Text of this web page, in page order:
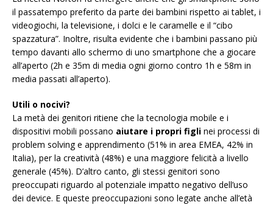
il passatempo preferito da parte dei bambini rispetto ai tablet, i
videogiochi, la televisione, i dolci e le caramelle e il “cibo
spazzatura”. Inoltre, risulta evidente che i bambini passano più
tempo davanti allo schermo di uno smartphone che a giocare
all’aperto (2h e 35m di media ogni giorno contro 1h e 58m in
media passati all’aperto).
Utili o nocivi?
La metà dei genitori ritiene che la tecnologia mobile e i
dispositivi mobili possano aiutare i propri figli nei processi di
problem solving e apprendimento (51% in area EMEA, 42% in
Italia), per la creatività (48%) e una maggiore felicità a livello
generale (45%). D’altro canto, gli stessi genitori sono
preoccupati riguardo al potenziale impatto negativo dell’uso
dei device. E queste preoccupazioni sono legate anche all’età